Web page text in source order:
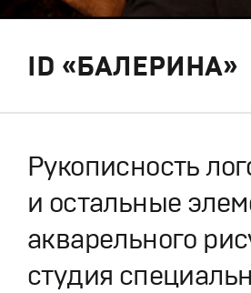
ID «БАЛЕРИНА»
Рукописность
и остальные
акварельного
студия